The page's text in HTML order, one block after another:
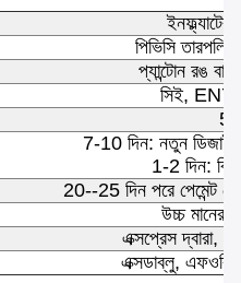
পিভিসি
প্যান্টোন রঙ
সিই,
50
7-10 দিন: নতুন
1-2 দিন:
20--25 দিন পরে পেমেন্ট
উচ্চ মানের
এক্সপ্রেস দ্বারা,
এক্সডাব্লু,